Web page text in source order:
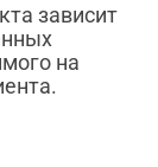
зависит
на